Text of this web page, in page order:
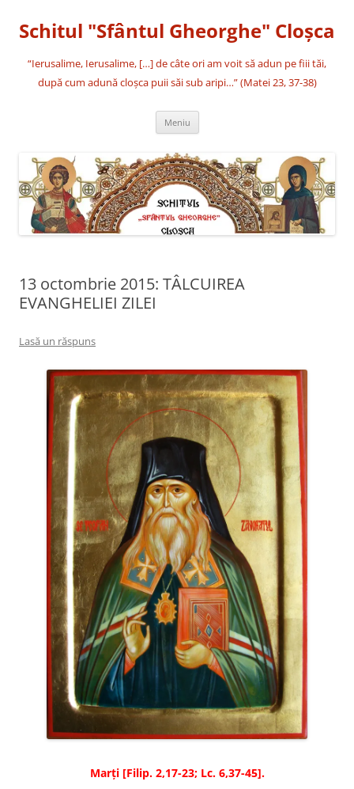
conținut
Schitul "Sfântul Gheorghe" Cloşca
“Ierusalime, Ierusalime, […] de câte ori am voit să adun pe fiii tăi,
după cum adună cloşca puii săi sub aripi…” (Matei 23, 37-38)
Meniu
13 octombrie 2015: TÂLCUIREA
EVANGHELIEI ZILEI
Lasă un răspuns
Marţi [Filip. 2,17-23; Lc. 6,37-45].